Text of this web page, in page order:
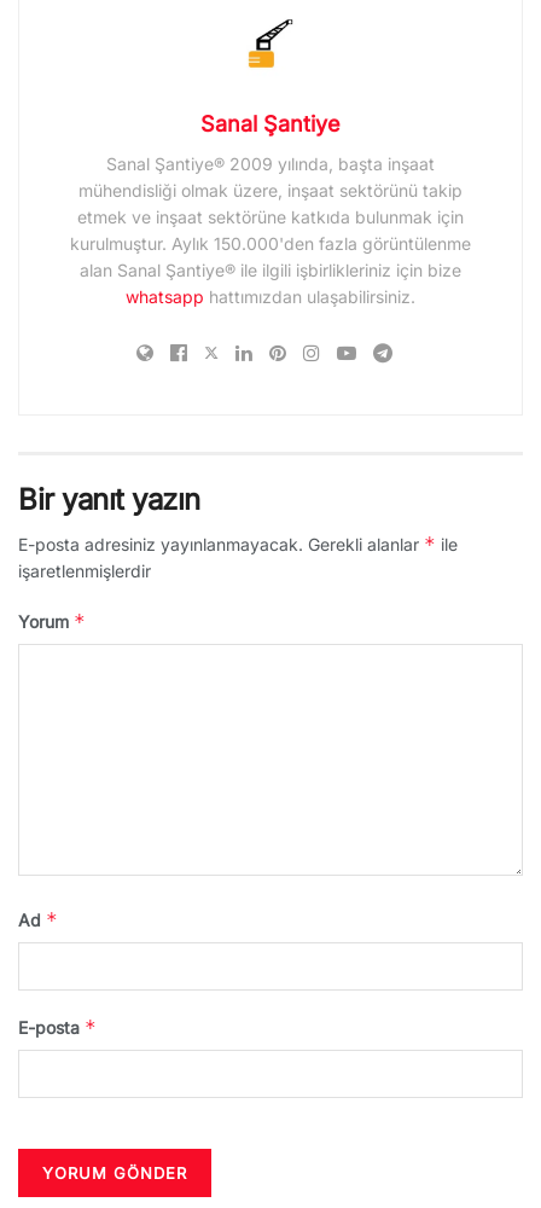
Sanal Şantiye
Sanal Şantiye® 2009 yılında, başta inşaat
mühendisliği olmak üzere, inşaat sektörünü takip
etmek ve inşaat sektörüne katkıda bulunmak için
kurulmuştur. Aylık 150.000'den fazla görüntülenme
alan Sanal Şantiye® ile ilgili işbirlikleriniz için bize
whatsapp hattımızdan ulaşabilirsiniz.
Bir yanıt yazın
E-posta adresiniz yayınlanmayacak. Gerekli alanlar * ile
işaretlenmişlerdir
Yorum *
Ad *
E-posta *